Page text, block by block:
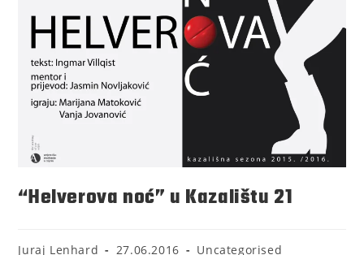
“Helverova noć” u Kazalištu 21
Juraj Lenhard 27.06.2016 Uncategorised